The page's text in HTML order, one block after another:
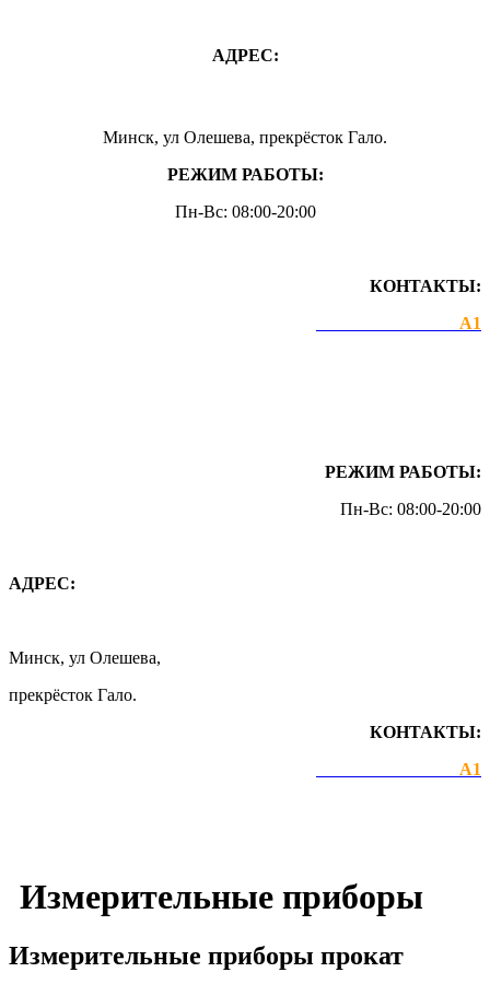
АДРЕС:
Минск, ул Олешева, прекрёсток Гало.
РЕЖИМ РАБОТЫ:
Пн-Вс: 08:00-20:00
КОНТАКТЫ:
А1
РЕЖИМ РАБОТЫ:
Пн-Вс: 08:00-20:00
АДРЕС:
Минск, ул Олешева,
прекрёсток Гало.
КОНТАКТЫ:
А1
Измерительные приборы
Измерительные приборы прокат